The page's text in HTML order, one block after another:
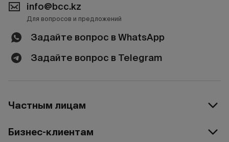
info@bcc.kz
Для вопросов и предложений
Задайте вопрос в WhatsApp
Задайте вопрос в Telegram
Частным лицам
Бизнес-клиентам